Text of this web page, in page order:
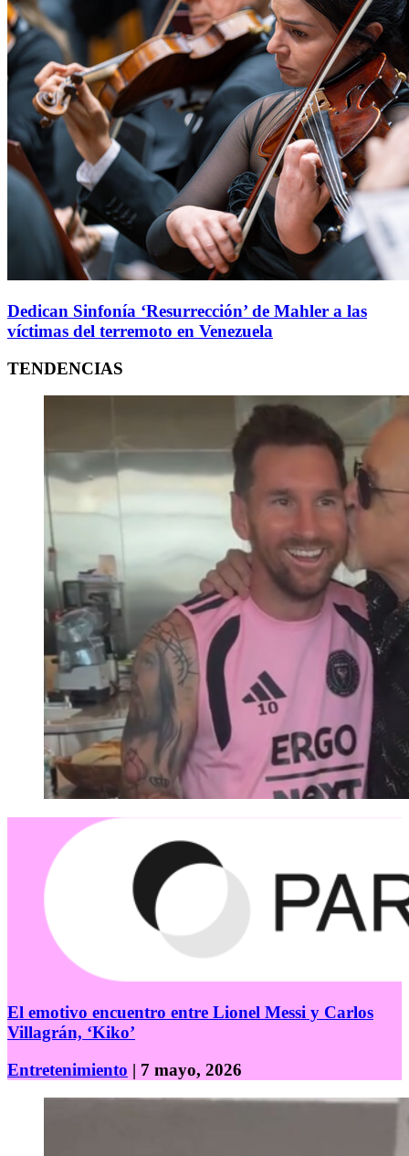
Dedican Sinfonía ‘Resurrección’ de Mahler a las
víctimas del terremoto en Venezuela
TENDENCIAS
El emotivo encuentro entre Lionel Messi y Carlos
Villagrán, ‘Kiko’
Entretenimiento | 7 mayo, 2026